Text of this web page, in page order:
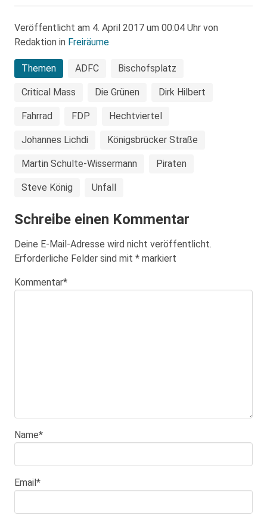
Veröffentlicht am 4. April 2017 um 00:04 Uhr von
Redaktion in Freiräume
Themen ADFC Bischofsplatz
Critical Mass Die Grünen Dirk Hilbert
Fahrrad FDP Hechtviertel
Johannes Lichdi Königsbrücker Straße
Martin Schulte-Wissermann Piraten
Steve König Unfall
Schreibe einen Kommentar
Deine E-Mail-Adresse wird nicht veröffentlicht.
Erforderliche Felder sind mit * markiert
Kommentar*
Name*
Email*